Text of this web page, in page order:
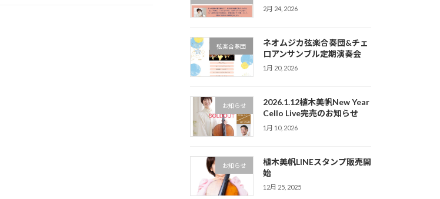
2月 24, 2026
弦楽合奏団
ネオムジカ弦楽合奏団&チェ
ロアンサンブル定期演奏会
1月 20, 2026
お知らせ
2026.1.12植木美帆New Year
Cello Live完売のお知らせ
1月 10, 2026
お知らせ
植木美帆LINEスタンプ販売開
始
12月 25, 2025